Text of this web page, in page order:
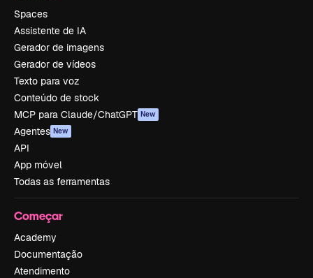
Spaces
Assistente de IA
Gerador de imagens
Gerador de vídeos
Texto para voz
Conteúdo de stock
MCP para Claude/ChatGPT New
Agentes New
API
App móvel
Todas as ferramentas
Começar
Academy
Documentação
Atendimento